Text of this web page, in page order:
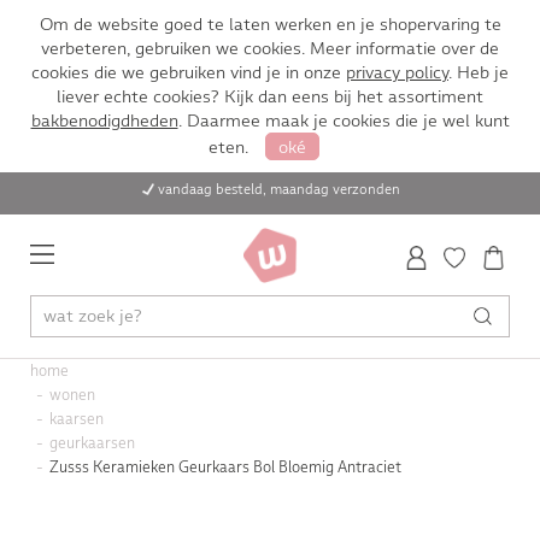
Om de website goed te laten werken en je shopervaring te
verbeteren, gebruiken we cookies. Meer informatie over de
cookies die we gebruiken vind je in onze privacy policy. Heb je
liever echte cookies? Kijk dan eens bij het assortiment
bakbenodigdheden. Daarmee maak je cookies die je wel kunt
eten.
oké
vandaag besteld, maandag verzonden
home
wonen
kaarsen
geurkaarsen
Zusss Keramieken Geurkaars Bol Bloemig Antraciet